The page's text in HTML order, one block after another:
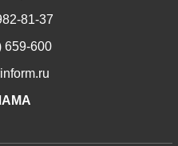
81-37
659-600